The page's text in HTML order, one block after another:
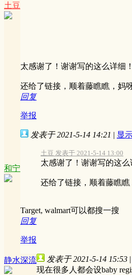
土豆
太感谢了！谢谢写的这么详细！
还给了链接，顺着藤瞧瞧，妈
回复
举报
和宁
发表于 2021-5-14 14:21 | 显
土豆 发表于 2021-5-14 13:00
太感谢了！谢谢写的这么
还给了链接，顺着藤瞧
Target, walmart可以都搜一搜
回复
举报
静水深流 发表于 2021-5-14 15:53 |
现在很多人都会设baby